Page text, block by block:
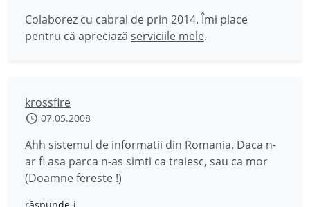
Colaborez cu cabral de prin 2014. Îmi place
pentru că apreciază serviciile mele.
krossfire
07.05.2008
Ahh sistemul de informatii din Romania. Daca n-
ar fi asa parca n-as simti ca traiesc, sau ca mor
(Doamne fereste !)